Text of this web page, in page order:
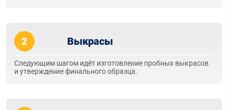
2 Выкрасы
Следующим шагом идёт изготовление пробных выкрасов
и утверждение финального образца.